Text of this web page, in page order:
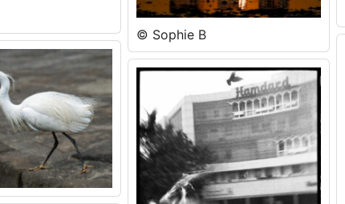
© Sophie B